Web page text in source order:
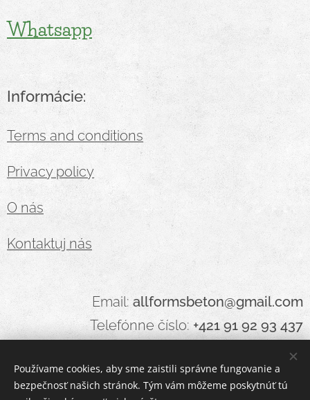
Whatsapp
Informácie:
Terms and conditions
Privacy policy
O nás
Kontaktuj nás
Email: allformsbeton@gmail.com
Telefónne číslo: +421 91 92 93 437
Cookies
Používame cookies, aby sme zaistili správne fungovanie a
bezpečnosť našich stránok. Tým vám môžeme poskytnúť tú